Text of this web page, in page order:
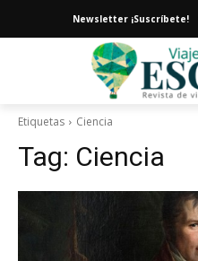
Newsletter ¡Suscríbete!
Etiquetas Ciencia
Tag: Ciencia